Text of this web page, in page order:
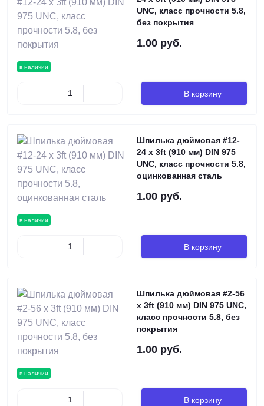
в наличии
UNC, класс прочности 5.8,
без покрытия
1.00 руб.
В корзину
в наличии
Шпилька дюймовая #12-
24 х 3ft (910 мм) DIN 975
UNC, класс прочности 5.8,
оцинкованная сталь
1.00 руб.
В корзину
в наличии
Шпилька дюймовая #2-56
х 3ft (910 мм) DIN 975 UNC,
класс прочности 5.8, без
покрытия
1.00 руб.
В корзину